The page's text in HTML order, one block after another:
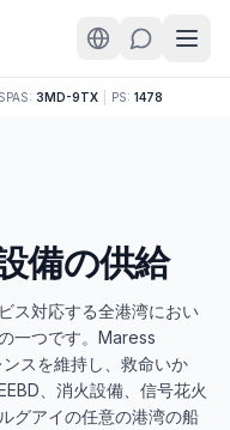
3MD-9TX PS: 1478
備の供給
ス対応する全港湾におい
一つです。Maress
スを維持し、救命いか
、消火設備、信号花火
グアイの任意の港湾の船